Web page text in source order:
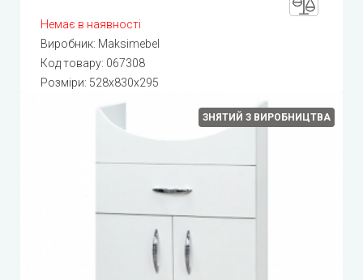
Немає в наявності
Виробник: Maksimebel
Код товару: 067308
Розміри: 528x830x295
ЗНЯТИЙ З ВИРОБНИЦТВА